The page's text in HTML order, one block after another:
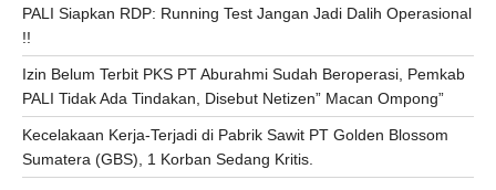
PALI Siapkan RDP: Running Test Jangan Jadi Dalih Operasional
!!
Izin Belum Terbit PKS PT Aburahmi Sudah Beroperasi, Pemkab
PALI Tidak Ada Tindakan, Disebut Netizen” Macan Ompong”
Kecelakaan Kerja-Terjadi di Pabrik Sawit PT Golden Blossom
Sumatera (GBS), 1 Korban Sedang Kritis.